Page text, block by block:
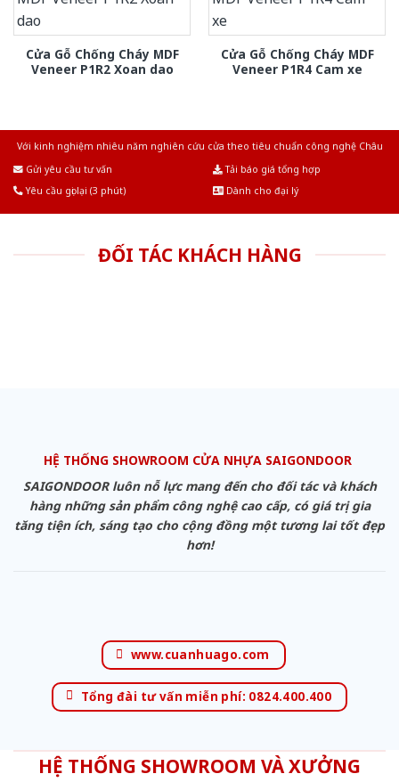
Cửa Gỗ Chống Cháy MDF
Veneer P1R2 Xoan dao
Cửa Gỗ Chống Cháy MDF
Veneer P1R4 Cam xe
Với kinh nghiệm nhiêu năm nghiên cứu cửa theo tiêu chuẩn công nghệ Châu
Gửi yêu cầu tư vấn
Tải báo giá tổng hợp
Yêu cầu gọi lại (3 phút)
Dành cho đại lý
ĐỐI TÁC KHÁCH HÀNG
HỆ THỐNG SHOWROOM CỬA NHỰA SAIGONDOOR
SAIGONDOOR luôn nỗ lực mang đến cho đối tác và khách
hàng những sản phẩm công nghệ cao cấp, có giá trị gia
tăng tiện ích, sáng tạo cho cộng đồng một tương lai tốt đẹp
hơn!
www.cuanhuago.com
Tổng đài tư vấn miễn phí: 0824.400.400
HỆ THỐNG SHOWROOM VÀ XƯỞNG